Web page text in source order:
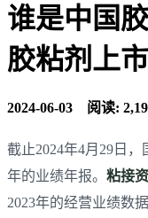
谁是中国
胶粘剂上
2024-06-03 阅读:
截止2024年4月29日
年的业绩年报。 粘接
2023年的经营业绩数